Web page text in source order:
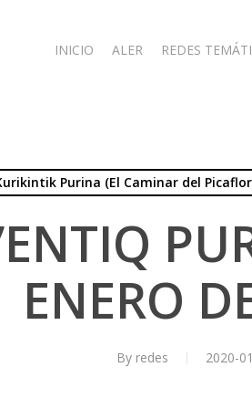
INICIO ALER REDES
Purina (El Caminar del
ENERO
By redes 2020-